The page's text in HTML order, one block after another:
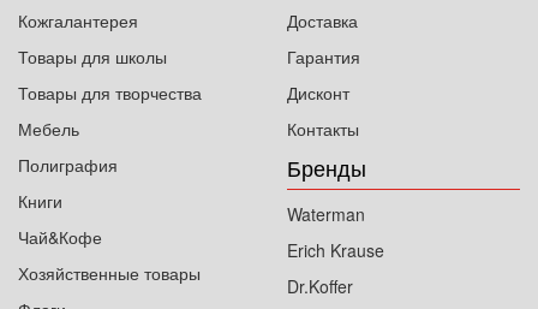
Кожгалантерея
Товары для школы
Товары для творчества
Мебель
Полиграфия
Книги
Чай&Кофе
Хозяйственные товары
Доставка
Гарантия
Дисконт
Контакты
Бренды
Waterman
Erich Krause
Dr.Koffer